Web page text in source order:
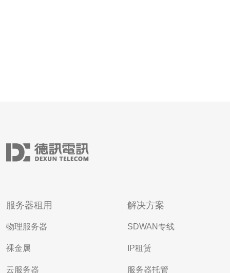
服务器租用
物理服务器
裸金属
云服务器
解决方案
SDWAN专线
IP租赁
服务器托管